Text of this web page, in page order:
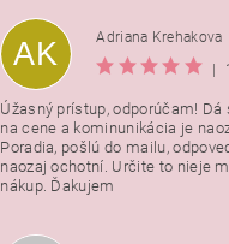
AK
Adriana Krehakova
Úžasný prístup, odporúčam! Dá
na cene a kominunikácia je
Poradia, pošlú do mailu,
naozaj ochotní. Určite to nieje
nákup. Ďakujem